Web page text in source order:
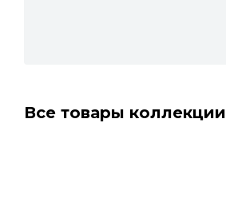
Все товары коллекции